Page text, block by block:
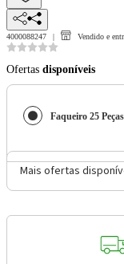
4000088247 Vendido e
Ofertas disponíveis
Mais ofertas